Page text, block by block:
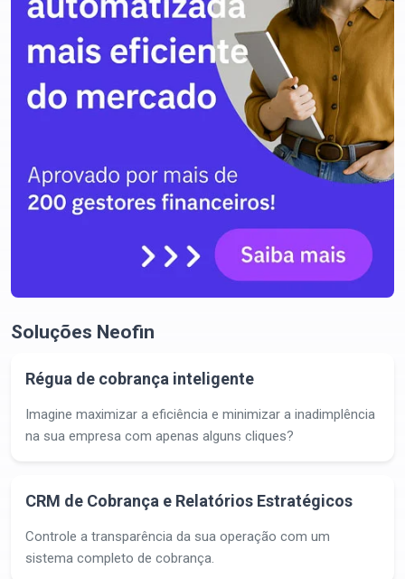
Soluções Neofin
Régua de cobrança inteligente
Imagine maximizar a eficiência e minimizar a inadimplência
na sua empresa com apenas alguns cliques?
CRM de Cobrança e Relatórios Estratégicos
Controle a transparência da sua operação com um
sistema completo de cobrança.